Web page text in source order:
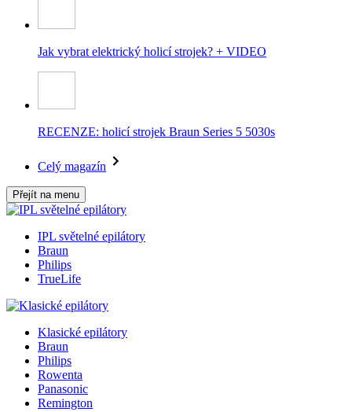
Jak vybrat elektrický holicí strojek? + VIDEO
RECENZE: holicí strojek Braun Series 5 5030s
Celý magazín
Přejít na menu
IPL světelné epilátory
Braun
Philips
TrueLife
Klasické epilátory
Braun
Philips
Rowenta
Panasonic
Remington